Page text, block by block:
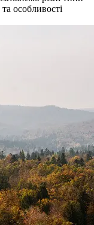
особливості